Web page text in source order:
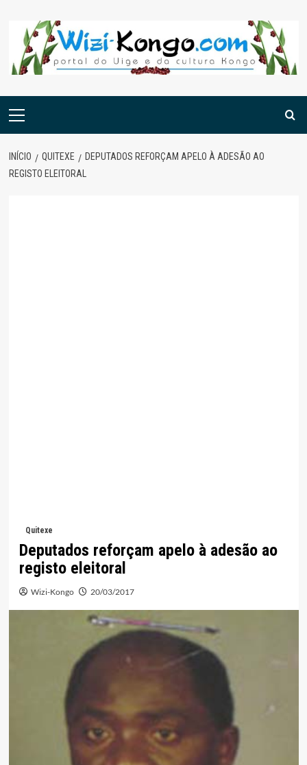
content
Menu
INÍCIO QUITEXE
DEPUTADOS REFORÇAM APELO À ADESÃO AO
REGISTO ELEITORAL
Quitexe
Deputados reforçam apelo à adesão ao
registo eleitoral
Wizi-Kongo 20/03/2017